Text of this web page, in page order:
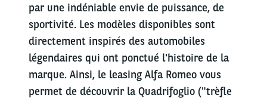
par une indéniable envie de puissance, de
sportivité. Les modèles disponibles sont
directement inspirés des automobiles
légendaires qui ont ponctué l'histoire de la
marque. Ainsi, le leasing Alfa Romeo vous
permet de découvrir la Quadrifoglio ("trèfle